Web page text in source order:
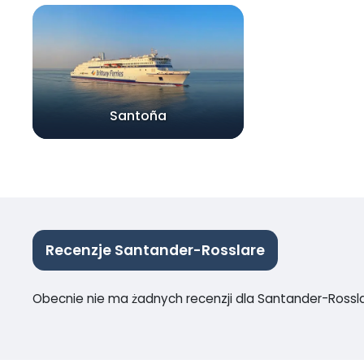
Santoña
Recenzje Santander-Rosslare
Obecnie nie ma żadnych recenzji dla Santander-